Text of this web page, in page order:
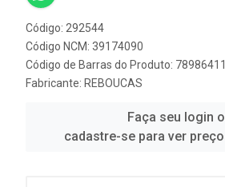
Código: 292544
Código NCM: 39174090
Código de Barras do Produto:
Fabricante: REBOUCAS
Faça seu login
cadastre-se para ver